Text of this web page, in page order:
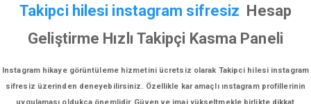
Takipci hilesi instagram sifresiz Hesap
Geliştirme Hızlı Takipçi Kasma Paneli
Instagram hikaye görüntüleme hizmetini ücretsiz olarak Takipci hilesi instagram
sifresiz üzerinden deneyebilirsiniz. Özellikle kar amaçlı ınstagram profillerinin